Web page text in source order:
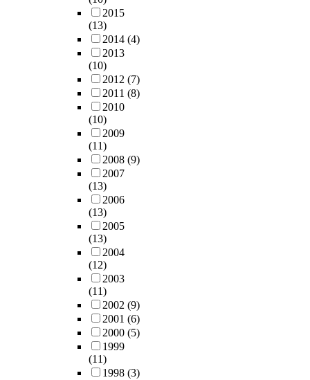
2015
(13)
2014 (4)
2013
(10)
2012 (7)
2011 (8)
2010
(10)
2009
(11)
2008 (9)
2007
(13)
2006
(13)
2005
(13)
2004
(12)
2003
(11)
2002 (9)
2001 (6)
2000 (5)
1999
(11)
1998 (3)